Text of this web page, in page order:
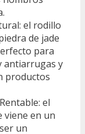
el rodillo
de jade
para
antiarrugas y
productos
el
viene en un
un